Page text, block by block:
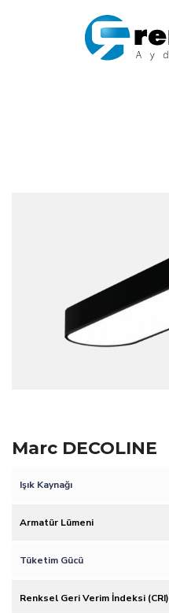
Marc DECOLINE
Işık Kaynağı
Armatür Lümeni
Tüketim Gücü
Renksel Geri Verim İndeksi (CRI)